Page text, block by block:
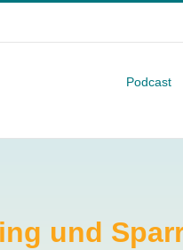
Podcast
und